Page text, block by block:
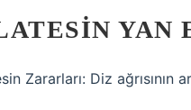
YAN
Zararları: Diz ağrısının